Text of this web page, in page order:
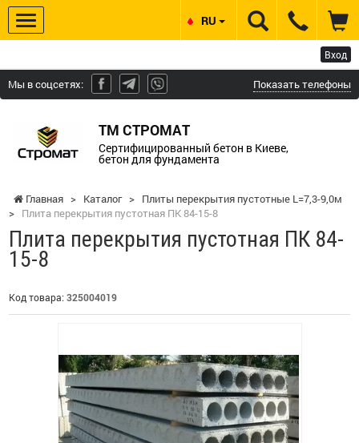
Вход
Мы в соцсетях: Показать телефоны
ТМ СТРОМАТ
Сертифицированный бетон в Киеве,
бетон для фундамента
RU
Главная > Каталог > Плиты перекрытия пустотные L=7,3-9,0м
> Плита перекрытия пустотная ПК 84-15-8
Плита перекрытия пустотная ПК 84-
15-8
Код товара: 325004019